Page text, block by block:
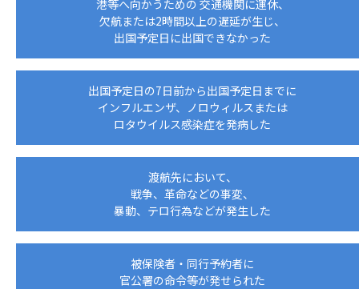
港等へ向かうための 交通機関に運休、
欠航または2時間以上の遅延が生じ、
出国予定日に出国できなかった
出国予定日の7日前から出国予定日までに
インフルエンザ、ノロウィルスまたは
ロタウイルス感染症を発病した
渡航先において、
戦争、革命などの事変、
暴動、テロ行為などが発生した
被保険者・同行予約者に
官公署の命令等が発せられた